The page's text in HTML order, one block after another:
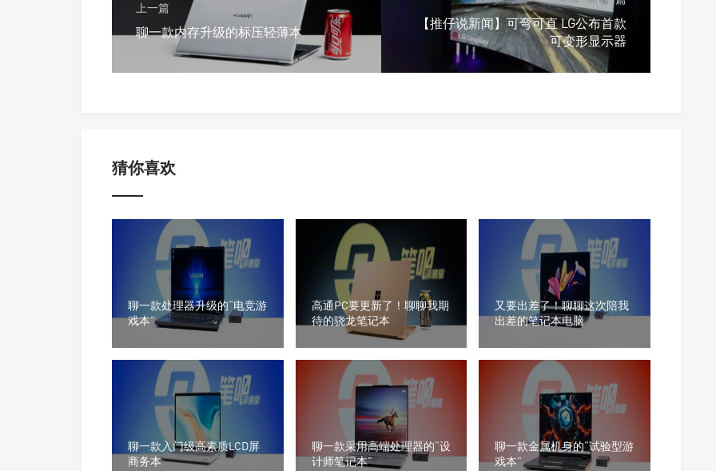
上一篇
聊一款内存升级的标压轻薄本
【推仔说新闻】可弯可直 LG公布首款
可变形显示器
猜你喜欢
聊一款处理器升级的“电竞游
戏本”
高通PC要更新了！聊聊我期
待的骁龙笔记本
又要出差了！聊聊这次陪我
出差的笔记本电脑
聊一款入门级高素质LCD屏
商务本
聊一款采用高端处理器的“设
计师笔记本”
聊一款金属机身的“试验型游
戏本”